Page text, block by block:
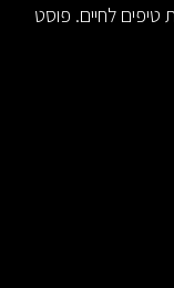
טיפים לחיים. פוסט